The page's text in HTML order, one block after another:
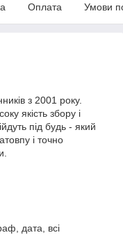
Оплата Умови
з 2001 року.
якість збору і
під будь - який
і точно
дата, всі